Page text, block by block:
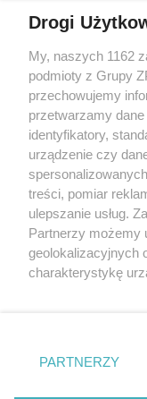
Żaden utwór
rozpowszechniany lub
tym także elektroniczny
eksploatacji w
Internecie bez pisemnej
wykorzystanie utworów
tzn. bez właściwej
ścigane prawnie.
Drogi
My, naszych 1162
podmioty z Grupy
przechowujemy
przetwarzamy
identyfikatory,
urządzenie czy
treści, pomiar
ulepszanie usług.
Partnerzy możemy
geolokalizacyjnych
charakterystykę
zmienić/wycofać
znajdujący się w
rodzaje
PARTNERZY